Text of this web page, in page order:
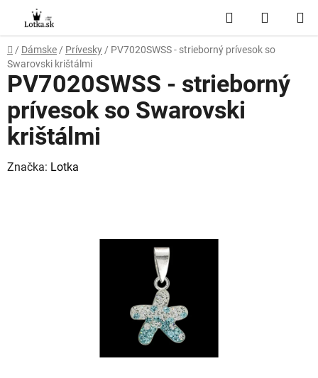
obsah
Hľadať
KOŠÍK
Domov
/ Dámske / Prívesky / PV7020SWSS - strieborný prívesok so
Swarovski krištálmi
PV7020SWSS - strieborný
prívesok so Swarovski
krištálmi
Značka: Lotka